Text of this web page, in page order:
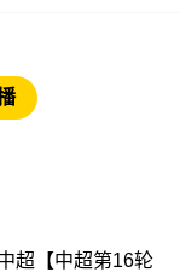
超【中超第16轮